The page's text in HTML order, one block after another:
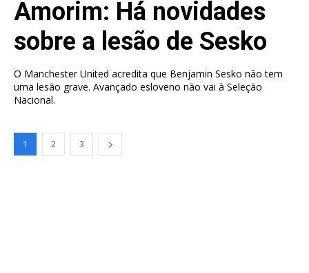
Amorim: Há novidades
sobre a lesão de Sesko
O Manchester United acredita que Benjamin Sesko não tem
uma lesão grave. Avançado esloveno não vai à Seleção
Nacional.
1 2 3